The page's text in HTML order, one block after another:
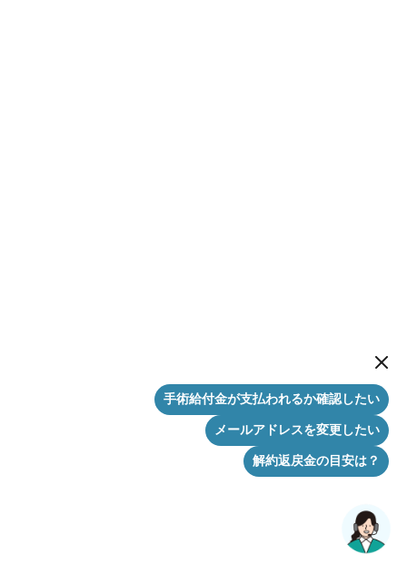
New
手術給付金が支払われるか確認したい
メールアドレスを変更したい
解約返戻金の目安は？